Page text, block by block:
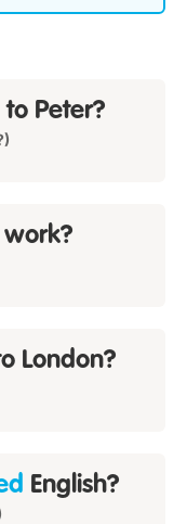
to Peter?
London?
English?